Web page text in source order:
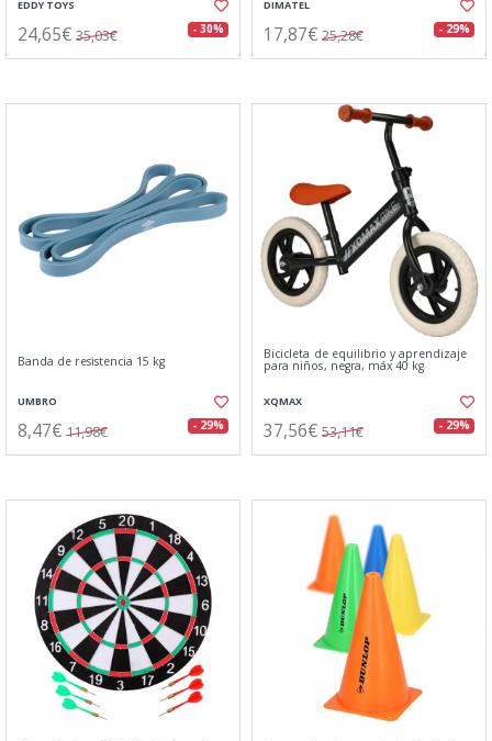
EDDY TOYS
24,65€ 35,03€ - 30%
DIMATEL
17,87€ 25,28€ - 29%
Banda de resistencia 15 kg
UMBRO
8,47€ 11,98€ - 29%
Bicicleta de equilibrio y aprendizaje
para niños, negra, máx 40 kg
XQMAX
37,56€ 53,11€ - 29%